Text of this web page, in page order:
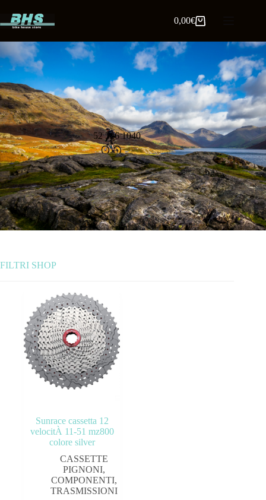
0,00€
52 526 1040
FILTRI SHOP
Categorie prodotto
ABBIGLIAMENTO
ACCESSORI
BICICLETTE
OUTLET
Sunrace cassetta 12
velocitÀ 11-51 mz800
colore silver
CASSETTE
PIGNONI,
COMPONENTI,
TRASMISSIONI